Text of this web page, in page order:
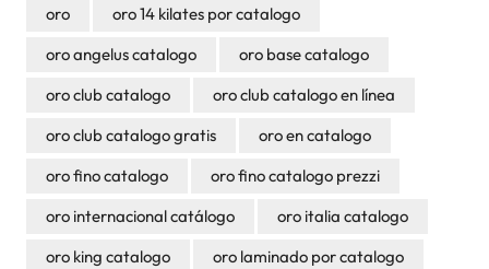
oro
oro 14 kilates por catalogo
oro angelus catalogo
oro base catalogo
oro club catalogo
oro club catalogo en línea
oro club catalogo gratis
oro en catalogo
oro fino catalogo
oro fino catalogo prezzi
oro internacional catálogo
oro italia catalogo
oro king catalogo
oro laminado por catalogo